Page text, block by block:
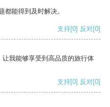
都能得到及时解决。
支持[0] 反对[0]
我能够享受到高品质的旅行体
支持[0] 反对[0]